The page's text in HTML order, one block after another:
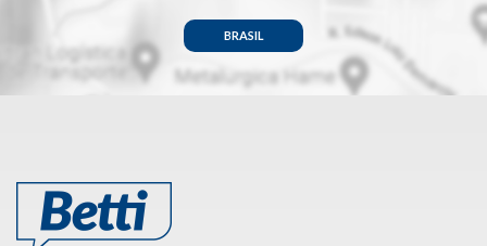
BRASIL